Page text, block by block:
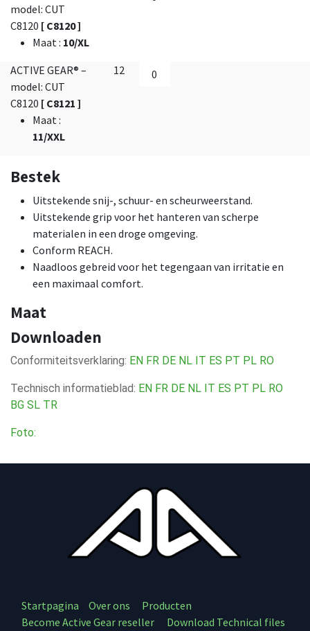
model: CUT
C8120 [ C8120 ]
Maat: 10/XL
ACTIVE GEAR® –
model: CUT
C8120 [ C8121 ]
Maat:
11/XXL
12
Bestek
Uitstekende snij-, schuur- en scheurweerstand.
Uitstekende grip voor het hanteren van scherpe
materialen in een droge omgeving.
Conform REACH.
Naadloos gebreid voor het tegengaan van irritatie en
een maximaal comfort.
Maat
Downloaden
Conformiteitsverklaring: EN FR DE NL IT ES PT PL RO
Technisch informatieblad: EN FR DE NL IT ES PT PL RO
BG SL TR
Foto:
Startpagina Over ons
Producten
Become Active Gear reseller
Download Technical files